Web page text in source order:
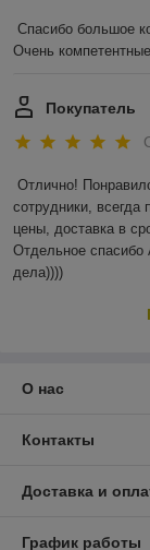
Спасибо большое
Очень
Покупатель
Отлично!
сотрудники, всегда
цены, доставка в
Отдельное
дела))))
О нас
Контакты
Доставка и
График работы